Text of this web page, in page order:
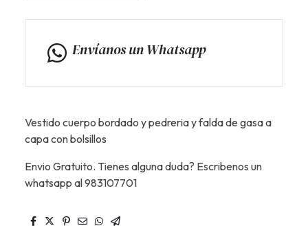
Envíanos un Whatsapp
Vestido cuerpo bordado y pedreria y falda de gasa a
capa con bolsillos
Envio Gratuito. Tienes alguna duda? Escribenos un
whatsapp al 983107701